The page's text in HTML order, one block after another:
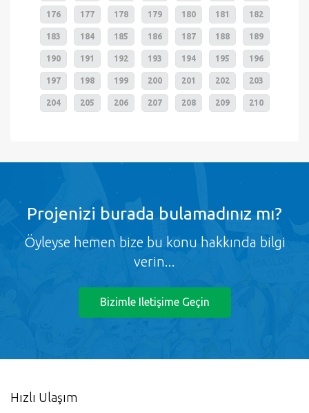
176 177 178 179 180 181 182
183 184 185 186 187 188 189
190 191 192 193 194 195 196
197 198 199 200 201 202 203
204 205 206 207 208 209 210
Projenizi burada bulamadınız mı?
Öyleyse hemen bize bu konu hakkında bilgi
verin...
Bizimle Iletişime Geçin
Hızlı Ulaşım